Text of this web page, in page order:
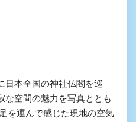
日本全国の神社仏閣を巡
な空間の魅力を写真ととも
を運んで感じた現地の空気